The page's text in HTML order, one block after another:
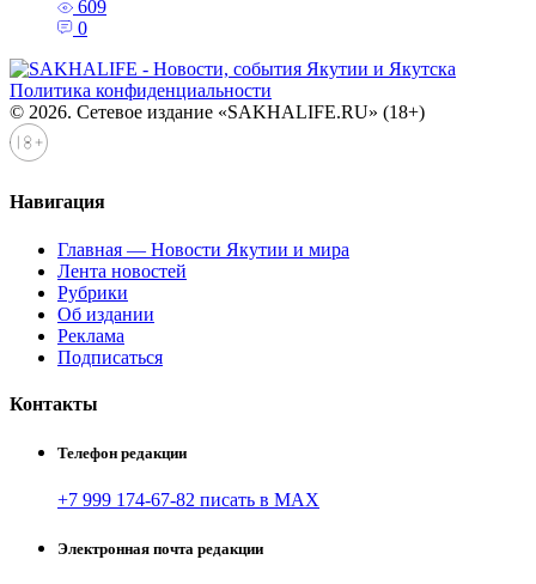
609
0
Политика конфиденциальности
© 2026. Сетевое издание «SAKHALIFE.RU» (18+)
Навигация
Главная — Новости Якутии и мира
Лента новостей
Рубрики
Об издании
Реклама
Подписаться
Контакты
Телефон редакции
+7 999 174-67-82 писать в MAX
Электронная почта редакции